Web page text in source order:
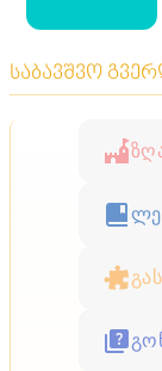
საბავშვო